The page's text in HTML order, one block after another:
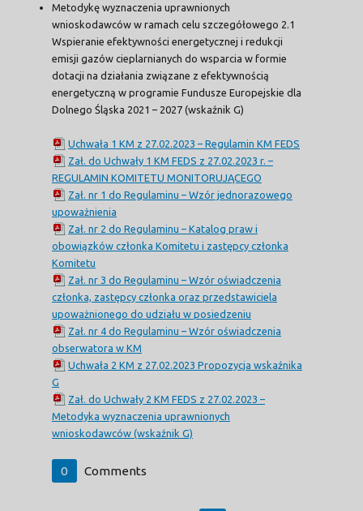
Metodykę wyznaczenia uprawnionych
wnioskodawców w ramach celu szczegółowego 2.1
Wspieranie efektywności energetycznej i redukcji
emisji gazów cieplarnianych do wsparcia w formie
dotacji na działania związane z efektywnością
energetyczną w programie Fundusze Europejskie dla
Dolnego Śląska 2021 – 2027 (wskaźnik G)
Uchwała 1 KM z 27.02.2023 – Regulamin KM FEDS
Zał. do Uchwały 1 KM FEDS z 27.02.2023 r. –
REGULAMIN KOMITETU MONITORUJĄCEGO
Zał. nr 1 do Regulaminu – Wzór jednorazowego
upoważnienia
Zał. nr 2 do Regulaminu – Katalog praw i
obowiązków członka Komitetu i zastępcy członka
Komitetu
Zał. nr 3 do Regulaminu – Wzór oświadczenia
członka, zastępcy członka oraz przedstawiciela
upoważnionego do udziału w posiedzeniu
Zał. nr 4 do Regulaminu – Wzór oświadczenia
obserwatora w KM
Uchwała 2 KM z 27.02.2023 Propozycja wskaźnika
G
Zał. do Uchwały 2 KM FEDS z 27.02.2023 –
Metodyka wyznaczenia uprawnionych
wnioskodawców (wskaźnik G)
0 Comments